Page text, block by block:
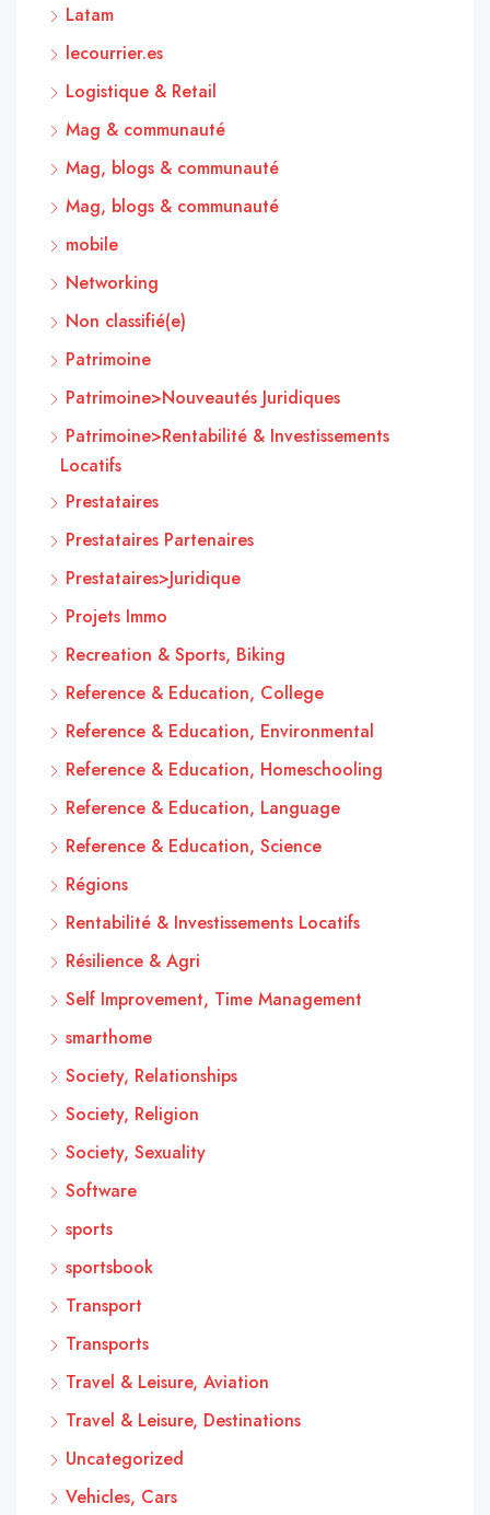
Latam
lecourrier.es
Logistique & Retail
Mag & communauté
Mag, blogs & communauté
Mag, blogs & communauté
mobile
Networking
Non classifié(e)
Patrimoine
Patrimoine>Nouveautés Juridiques
Patrimoine>Rentabilité & Investissements
Locatifs
Prestataires
Prestataires Partenaires
Prestataires>Juridique
Projets Immo
Recreation & Sports, Biking
Reference & Education, College
Reference & Education, Environmental
Reference & Education, Homeschooling
Reference & Education, Language
Reference & Education, Science
Régions
Rentabilité & Investissements Locatifs
Résilience & Agri
Self Improvement, Time Management
smarthome
Society, Relationships
Society, Religion
Society, Sexuality
Software
sports
sportsbook
Transport
Transports
Travel & Leisure, Aviation
Travel & Leisure, Destinations
Uncategorized
Vehicles, Cars